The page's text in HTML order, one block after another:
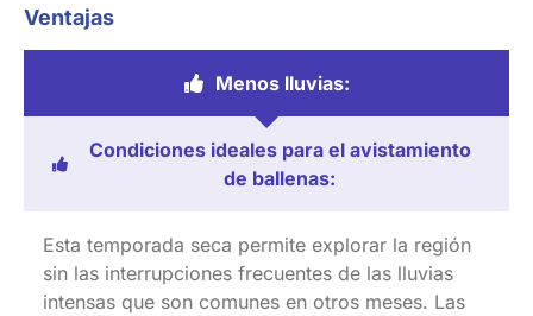
Ventajas
Menos lluvias:
Condiciones ideales para el avistamiento
de ballenas:
Esta temporada seca permite explorar la región
sin las interrupciones frecuentes de las lluvias
intensas que son comunes en otros meses. Las